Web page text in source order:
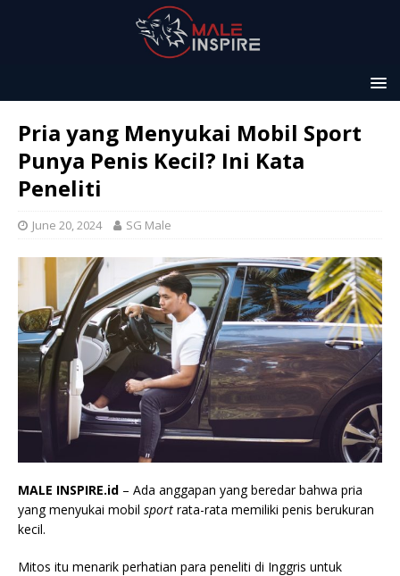
Pria yang Menyukai Mobil Sport
Punya Penis Kecil? Ini Kata
Peneliti
June 20, 2024 SG Male
MALE INSPIRE.id – Ada anggapan yang beredar bahwa pria
yang menyukai mobil sport rata-rata memiliki penis berukuran
kecil.
Mitos itu menarik perhatian para peneliti di Inggris untuk